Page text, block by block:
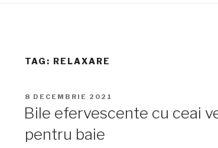
TAG: RELAXARE
PUBLICAT
8 DECEMBRIE 2021
Bile efervescente cu ceai
pentru baie